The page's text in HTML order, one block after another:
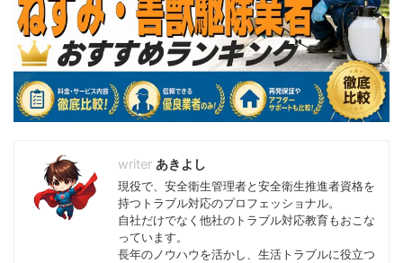
あきよし
現役で、安全衛生管理者と安全衛生推進者資格を
持つトラブル対応のプロフェッショナル。
自社だけでなく他社のトラブル対応教育もおこな
っています。
長年のノウハウを活かし、生活トラブルに役立つ